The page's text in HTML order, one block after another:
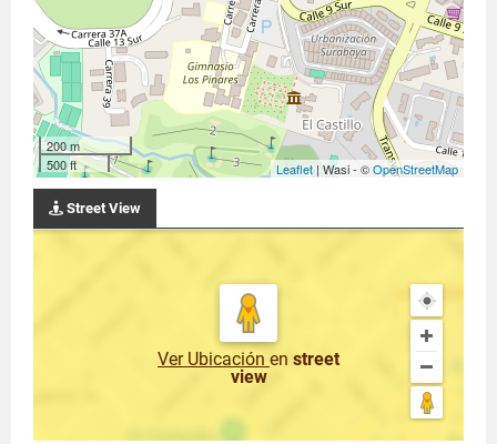
200 m
500 ft
Leaflet| Wasi - ©OpenStreetMap
Street View
Ver Ubicación en street
view